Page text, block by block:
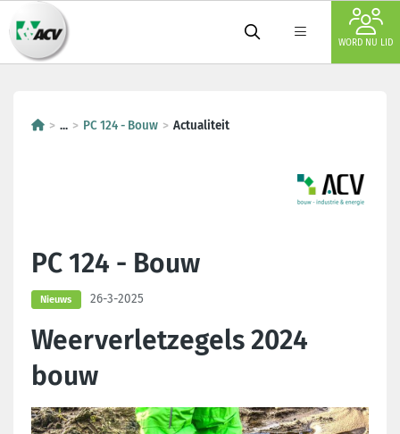
WORD NU LID
... PC 124 - Bouw Actualiteit
PC 124 - Bouw
Nieuws 26-3-2025
Weerverletzegels 2024
bouw